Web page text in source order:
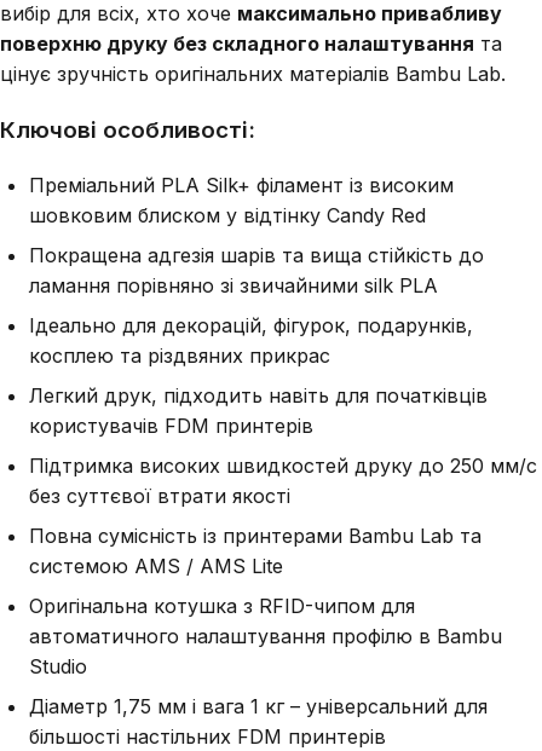
вибір для всіх, хто хоче максимально привабливу
поверхню друку без складного налаштування та
цінує зручність оригінальних матеріалів Bambu Lab.
Ключові особливості:
Преміальний PLA Silk+ філамент із високим
шовковим блиском у відтінку Candy Red
Покращена адгезія шарів та вища стійкість до
ламання порівняно зі звичайними silk PLA
Ідеально для декорацій, фігурок, подарунків,
косплею та різдвяних прикрас
Легкий друк, підходить навіть для початківців
користувачів FDM принтерів
Підтримка високих швидкостей друку до 250 мм/с
без суттєвої втрати якості
Повна сумісність із принтерами Bambu Lab та
системою AMS / AMS Lite
Оригінальна котушка з RFID-чипом для
автоматичного налаштування профілю в Bambu
Studio
Діаметр 1,75 мм і вага 1 кг – універсальний для
більшості настільних FDM принтерів